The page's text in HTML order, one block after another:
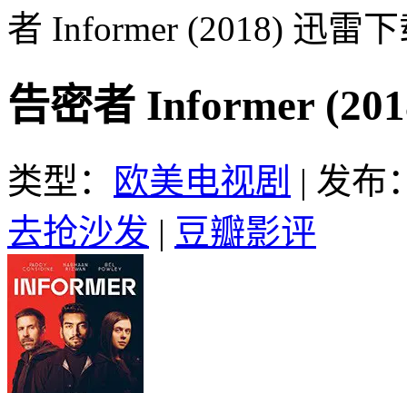
者 Informer (2018) 迅雷
告密者 Informer
类型： 欧美电视剧 | 发布
去抢沙发 | 豆瓣影评